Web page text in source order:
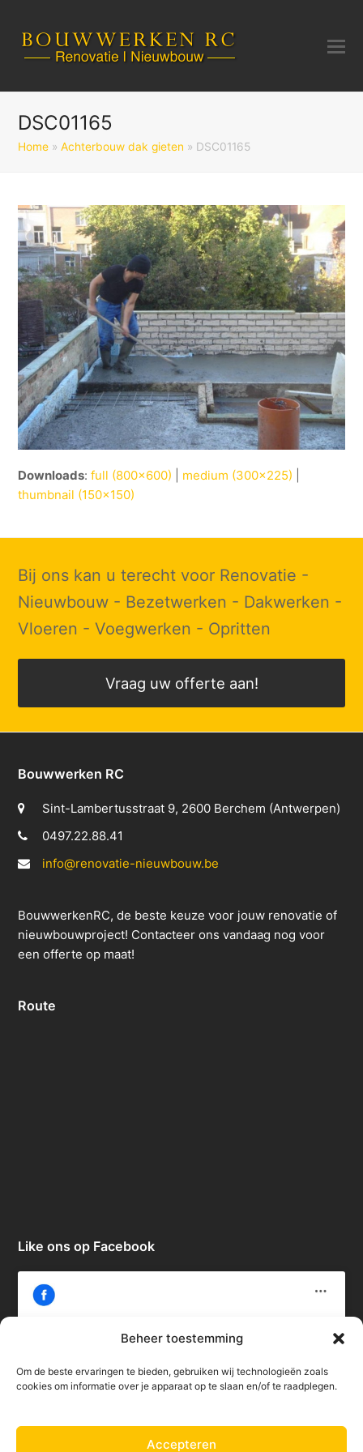
Beheer toestemming
Om de beste ervaringen te bieden, gebruiken wij technologieën zoals
cookies om informatie over je apparaat op te slaan en/of te raadplegen.
Accepteren
DSC01165
Home »Achterbouw dak gieten » DSC01165
Downloads:full (800x600) medium (300x225)
thumbnail (150x150)
Bij ons kan u terecht voor Renovatie -
Nieuwbouw - Bezetwerken - Dakwerken -
Vloeren - Voegwerken - Opritten
Vraag uw offerte aan!
Bouwwerken RC
Sint-Lambertusstraat 9, 2600 Berchem (Antwerpen)
0497.22.88.41
info@renovatie-nieuwbouw.be
BouwwerkenRC, de beste keuze voor jouw renovatie of
nieuwbouwproject! Contacteer ons vandaag nog voor
een offerte op maat!
Route
Like ons op Facebook
Klik om marketing cookies te accepteren